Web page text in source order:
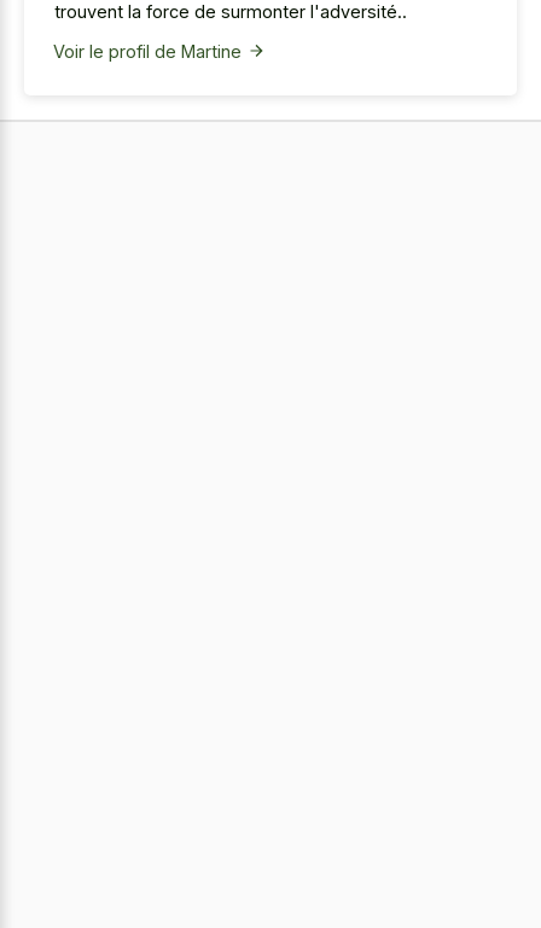
trouvent la force de surmonter l'adversité..
Voir le profil de Martine